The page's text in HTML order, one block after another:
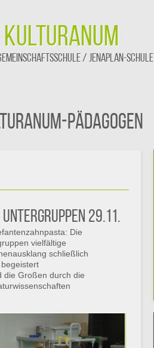
Kulturanum
/ Jenaplan-Schule
Pädagogen
29.11.
Die
vielfältige
schließlich
die Großen durch die